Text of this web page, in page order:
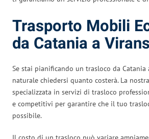
Trasporto Mobili
da Catania a
Se stai pianificando un trasloco da Catania
naturale chiedersi quanto costerà. La
specializzata in servizi di trasloco
e competitivi per garantire che il tuo
possibile.